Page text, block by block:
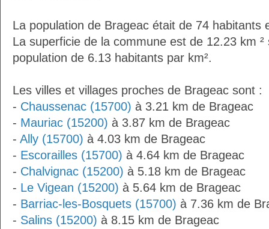
La population de Brageac était de 74 habitants
La superficie de la commune est de 12.23 km
population de 6.13 habitants par km².
Les villes et villages proches de Brageac sont :
- Chaussenac (15700) à 3.21 km de Brageac
- Mauriac (15200) à 3.87 km de Brageac
- Ally (15700) à 4.03 km de Brageac
- Escorailles (15700) à 4.64 km de Brageac
- Chalvignac (15200) à 5.18 km de Brageac
- Le Vigean (15200) à 5.64 km de Brageac
- Barriac-les-Bosquets (15700) à 7.36 km de
- Salins (15200) à 8.15 km de Brageac